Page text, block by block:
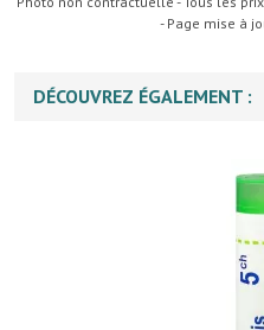
- Page mise à
DÉCOUVREZ ÉGALEMENT :